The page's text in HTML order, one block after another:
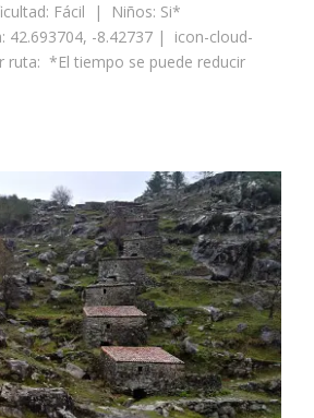
Fácil | Niños: Si*
42.693704, -8.42737 | icon-cloud-
ruta: *El tiempo se puede reducir